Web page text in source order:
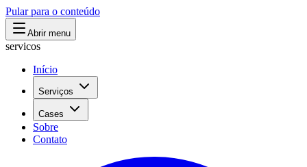
Pular para o conteúdo
Abrir menu
servicos
Início
Serviços
Cases
Sobre
Contato